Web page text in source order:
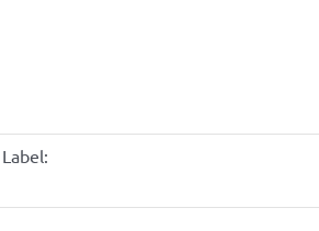
Label: